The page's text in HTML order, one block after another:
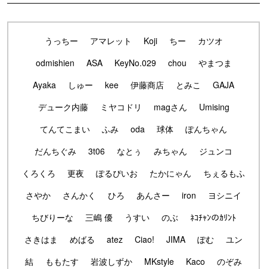
うっちー アマレット Koji ちー
カツオ
odmishien
ASA KeyNo.029 chou
やまつま
Ayaka
しゅー kee 伊藤商店 とみこ
GAJA
デューク内藤
ミヤコドリ magさん
Umising
てんてこまい
ふみ oda 球体
ぽんちゃん
だんちぐみ
3t06 なとぅ みちゃん
ジュンコ
くろくろ
更夜 ぽるぴいお たかにゃん
ちぇるもふ
さやか
さんかく ひろ あんさー iron
ヨシニイ
ちびりーな
三嶋 優 うすい のぶ
ﾈｺﾁｬﾝのｶﾘﾝﾄ
さきはま
めばる atez Ciao! JIMA ぽむ
ユン
結
ももたす 岩波しずか MKstyle Kaco
のぞみ